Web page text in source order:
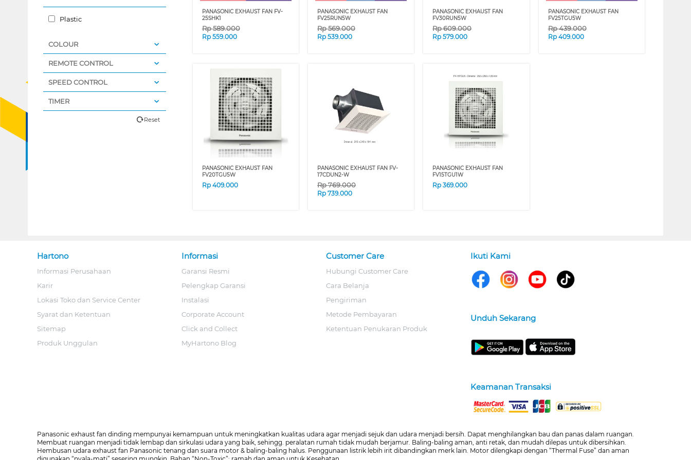
Plastic
COLOUR
REMOTE CONTROL
SPEED CONTROL
TIMER
Reset
PANASONIC EXHAUST FAN FV-
25SHK1
Rp589.000
Rp 559.000
PANASONIC EXHAUST FAN
FV25RUN5W
Rp569.000
Rp 539.000
PANASONIC EXHAUST FAN
FV30RUN5W
Rp609.000
Rp579.000
PANASONIC EXHAUST FAN
FV25TGU5W
Rp439.000
Rp 409.000
PANASONIC EXHAUST FAN
FV20TGU5W
Rp 409.000
PANASONIC EXHAUST FAN FV-
17CDUN2-W
Rp769.000
Rp 739.000
PANASONIC EXHAUST FAN
FV15TGU1W
Rp369.000
Hartono
Informasi Perusahaan
Karir
Lokasi Toko dan Service Center
Syarat dan Ketentuan
Sitemap
Produk Unggulan
Informasi
Garansi Resmi
Pelengkap Garansi
Instalasi
Corporate Account
Click and Collect
MyHartono Blog
Customer Care
Hubungi Customer Care
Cara Belanja
Pengiriman
Metode Pembayaran
Ketentuan Penukaran Produk
Ikuti Kami
Unduh Sekarang
Keamanan Transaksi
Panasonic exhaust fan dinding mempunyai kemampuan untuk meningkatkan kualitas udara agar menjadi sejuk dan udara menjadi bersih. Dapat menghilangkan bau dan panas dalam ruangan.
Membuat ruangan menjadi tidak lembap dan sirkulasi udara yang baik, sehingg. peralatan rumah tidak mudah berjamur. Baling-baling aman, anti retak, dan mudah dilepas untuk dibersihkan.
Hembusan udara exhaust fan Panasonic tenang dan suara motor & baling-baling halus. Penggunaan listrik lebih irit dibandingkan merk lain. Motor dilengkapi dengan “Thermal Fuse” dan aman